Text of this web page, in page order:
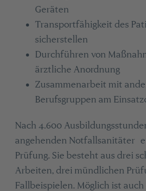
Geräten
Transportfähigkeit des
sicherstellen
Durchführen von
ärztliche Anordnung
Zusammenarbeit mit
Berufsgruppen am
Nach 4.600
angehenden Notfallsanitäter
Prüfung. Sie besteht aus drei
Arbeiten, drei mündlichen
Fallbeispielen. Möglich ist auch